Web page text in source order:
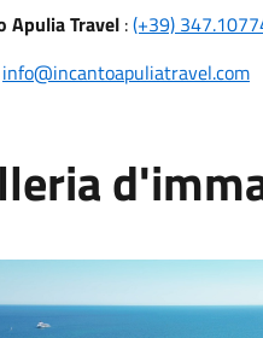
Apulia Travel:(+39)
info@incantoapuliatravel.com
Comune 1